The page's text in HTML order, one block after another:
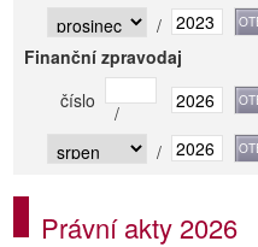
/
Finanční zpravodaj
číslo
/
/
Právní akty 2026